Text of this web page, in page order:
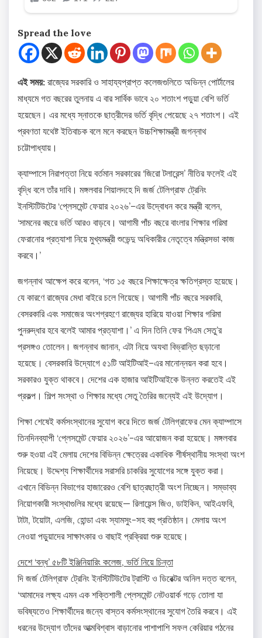
Spread the love
এই সময়: রাজ্যের সরকারি ও সাহায্যপ্রাপ্ত কলেজগুলিতে অভিন্ন পোর্টালের
মাধ্যমে গত বছরের তুলনায় এ বার সার্বিক ভাবে ২০ শতাংশ পড়ুয়া বেশি ভর্তি
হয়েছেন। এর মধ্যে স্নাতকে ছাত্রীদের ভর্তি বৃদ্ধি পেয়েছে ২৭ শতাংশ। এই
প্রবণতা যথেষ্ট ইতিবাচক বলে মনে করছেন উচ্চশিক্ষামন্ত্রী জগন্নাথ
চট্টোপাধ্যায়।
ক্যাম্পাসে নিরাপত্তা নিয়ে বর্তমান সরকারের ‘জিরো টলারেন্স’ নীতির ফলেই এই
বৃদ্ধি বলে তাঁর দাবি। মঙ্গলবার শিয়ালদহে দি জর্জ টেলিগ্রাফ ট্রেনিং
ইনস্টিটিউটের ‘প্লেসমেন্ট ফেয়ার ২০২৬’–এর উদ্বোধন করে মন্ত্রী বলেন,
‘সামনের বছরে ভর্তি আরও বাড়বে। আগামী পাঁচ বছরে বাংলার শিক্ষার গরিমা
ফেরানোর প্রত্যাশা নিয়ে মুখ্যমন্ত্রী শুভেন্দু অধিকারীর নেতৃত্বে মন্ত্রিসভা কাজ
করবে।’
জগন্নাথ আক্ষেপ করে বলেন, ‘গত ১৫ বছরে শিক্ষাক্ষেত্র ক্ষতিগ্রস্ত হয়েছে।
যে কারণে রাজ্যের মেধা বাইরে চলে গিয়েছে। আগামী পাঁচ বছরে সরকারি,
বেসরকারি এবং সমাজের অংশগ্রহণে রাজ্যের হারিয়ে যাওয়া শিক্ষার গরিমা
পুনরুদ্ধার হবে বলেই আমার প্রত্যাশা।’ এ দিন তিনি ফের ‘পিএম সেতু’র
প্রসঙ্গও তোলেন। জগন্নাথ জানান, এটা নিয়ে অযথা বিভ্রান্তি ছড়ানো
হয়েছে। বেসরকারি উদ্যোগে ৫১টি আইটিআই–এর মানোন্নয়ন করা হবে।
সরকারও যুক্ত থাকবে। দেশের এক হাজার আইটিআইকে উন্নত করতেই এই
প্রকল্প। শিল্প সংস্থা ও শিক্ষার মধ্যে সেতু তৈরির জন্যেই এই উদ্যোগ।
শিক্ষা শেষেই কর্মসংস্থানের সুযোগ করে দিতে জর্জ টেলিগ্রাফের মেন ক্যাম্পাসে
তিনদিনব্যাপী ‘প্লেসমেন্ট ফেয়ার ২০২৬’-এর আয়োজন করা হয়েছে। মঙ্গলবার
শুরু হওয়া এই মেলায় দেশের বিভিন্ন ক্ষেত্রের একাধিক শীর্ষস্থানীয় সংস্থা অংশ
নিয়েছে। উদ্দেশ্য শিক্ষার্থীদের সরাসরি চাকরির সুযোগের সঙ্গে যুক্ত করা।
এখানে বিভিন্ন বিভাগের হাজারেরও বেশি ছাত্রছাত্রী অংশ নিচ্ছেন। সম্ভাব্য
নিয়োগকারী সংস্থাগুলির মধ্যে রয়েছে— রিলায়েন্স জিও, ডাইকিন, আইএফবি,
টাটা, টয়োটা, এলজি, হোন্ডা এবং স্যামসুং-সহ বহু প্রতিষ্ঠান। মেলায় অংশ
নেওয়া পড়ুয়াদের সাক্ষাৎকার ও বাছাই প্রক্রিয়া শুরু হয়েছে।
দেশে ‘বন্ধ’ ৫৮টি ইঞ্জিনিয়ারিং কলেজ, ভর্তি নিয়ে চিন্তা
দি জর্জ টেলিগ্রাফ ট্রেনিং ইনস্টিটিউটের ট্রাস্টি ও ডিরেক্টর অনিল দত্ত বলেন,
‘আমাদের লক্ষ্য এমন এক শক্তিশালী প্লেসমেন্ট নেটওয়ার্ক গড়ে তোলা যা
ভবিষ্যতেও শিক্ষার্থীদের জন্যে বাস্তব কর্মসংস্থানের সুযোগ তৈরি করবে। এই
ধরনের উদ্যোগ তাঁদের আত্মবিশ্বাস বাড়ানোর পাশাপাশি সফল কেরিয়ার গঠনের